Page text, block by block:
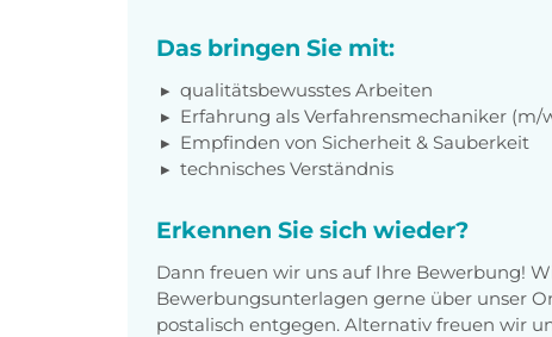
Das bringen Sie mit:
qualitätsbewusstes Arbeiten
Erfahrung als Verfahrensmechaniker
Empfinden von Sicherheit & Sauberkeit
technisches Verständnis
Erkennen Sie sich wieder?
Dann freuen wir uns auf Ihre Bewerbung!
Bewerbungsunterlagen gerne über unser
postalisch entgegen. Alternativ freuen wir